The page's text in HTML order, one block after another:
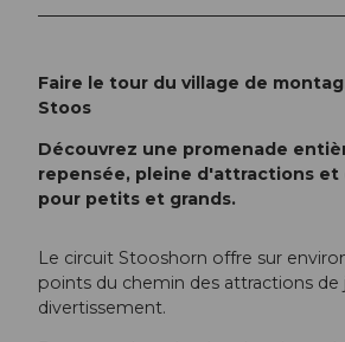
Faire le tour du village de
Stoos
Découvrez une promenade
repensée, pleine d'attractions et
pour petits et grands.
Le circuit Stooshorn offre sur
points du chemin des attractions de
divertissement.